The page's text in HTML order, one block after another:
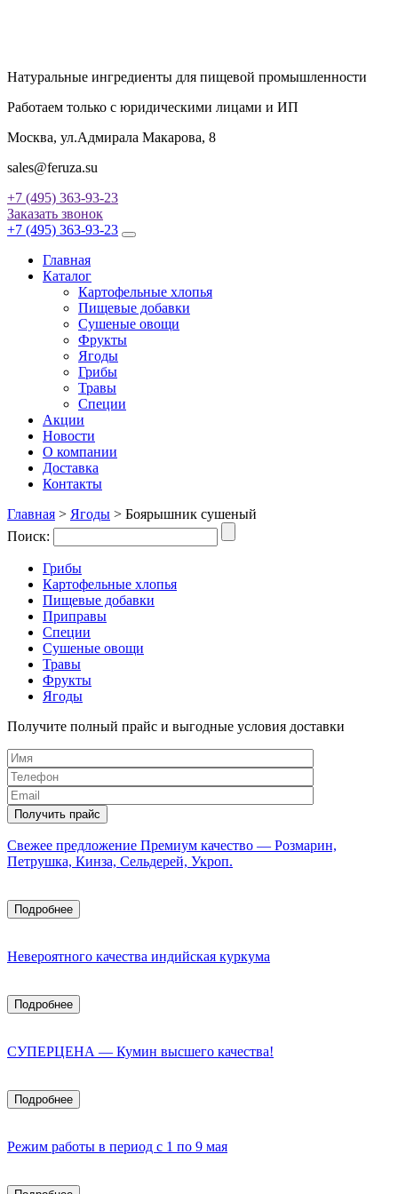
Натуральные ингредиенты для пищевой промышленности
Работаем только с юридическими лицами и ИП
Москва, ул.Адмирала Макарова, 8
sales@feruza.su
+7 (495) 363-93-23
Заказать звонок
+7 (495) 363-93-23
Главная
Каталог
Картофельные хлопья
Пищевые добавки
Сушеные овощи
Фрукты
Ягоды
Грибы
Травы
Специи
Акции
Новости
О компании
Доставка
Контакты
Главная > Ягоды > Боярышник сушеный
Поиск:
Грибы
Картофельные хлопья
Пищевые добавки
Приправы
Специи
Сушеные овощи
Травы
Фрукты
Ягоды
Получите полный прайс и выгодные условия доставки
Свежее предложение Премиум качество — Розмарин,
Петрушка, Кинза, Сельдерей, Укроп.
Подробнее
Невероятного качества индийская куркума
Подробнее
СУПЕРЦЕНА — Кумин высшего качества!
Подробнее
Режим работы в период с 1 по 9 мая